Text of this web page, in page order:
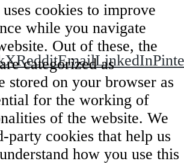
questa puntata su:
XRedditEmailLinkedIn
cookies to improve
while you navigate
Out of these, the
categorized as
stored on your browser as
for the working of
of the website. We
party cookies that help us
how you use this